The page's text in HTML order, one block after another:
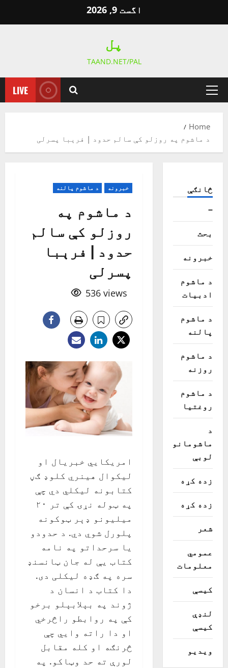
اگست 9, 2026
پل
TAAND.NET/PAL
Primary
LIVE
Home
د ماشوم په روزلو کې سالم حدود | فرېبا پسرلی
خبرونه د ماشوم پالنه
د ماشوم په
روزلو کې سالم
حدود | فرېبا
پسرلی
536 views
امریکايي خبریال او
لیکوال هینري کلوډ ګڼ
کتابونه لیکلي دي چې
په ټوله نړۍ کې تر ۲۰
میلیونو ډېر ټوکونه
پلورل شوي دي. د حدودو
یا سرحداتو په نامه
کتاب یې له جان ټانسنډ
سره په ګډه لیکلی دی.
دا کتاب د انسان د
ژوند په بېلابېلو برخو
کې په روابطو راڅرخي
او دا راته وايي چې
څرنګه او کله مقابل
لورې ته حد وټاکو. په
څانګې
–
بحث
خبرونه
د ماشوم
ادبیات
د ماشوم
پالنه
د ماشوم
روزنه
د ماشوم
روغتیا
د
ماشومانو
لوبې
زده کړه
زده کړه
شعر
عمومي
معلومات
کیسې
لنډې
کیسې
ویدیو